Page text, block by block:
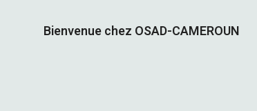
Bienvenue chez OSAD-CAMEROUN